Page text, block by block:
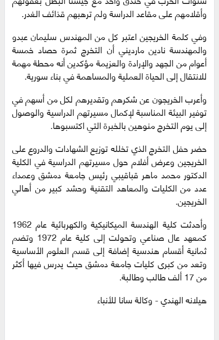
وأقلامهم على مقاعد الدراسة ولم ترهبهم قذائف الغدر.
وفي كلمة الخريجين اعتبر كل من المهندس سليمان عبدو
والمهندسة نادين مارديني أن التخرج ثمرة حصاد خمسة
أعوام من الجهد والإرادة والعزيمة مؤكدين أنه محطة مهمة
للانتقال إلى الحياة العملية والمساهمة في بناء سورية.
وأعرب الخريجون عن شكرهم وتقديرهم لكل من أسهم في
توفير البيئة المناسبة لإكمال مسيرتهم الدراسية والوصول
إلى يوم التخرج منوهين بالخبرة التي اكتسبوها.
حضر حفل التخرج الذي تخلله توزيع الشهادات والدروع على
الخريجين وعرض أفلام حول مسيرتهم الدراسية في الكلية
الدكتور محمد ماهر قباقيبي رئيس جامعة دمشق وعمداء
عدد من الكليات والمعاهد التقنية وحشد كبير من أهالي
الخريجين.
وأحدثت كلية الهندسة الميكانيكية والكهربائية عام 1962
كمعهد عال صناعي وتحولت إلى كلية عام 1972 وتضم
ثمانية أقسام هندسية إضافة إلى قسم العلوم الأساسية
وتعد من كبرى كليات جامعة دمشق حيث يدرس فيها أكثر
من 17 ألف طالب وطالبة.
هيلانه الهندي - وكالة سانا للأنباء